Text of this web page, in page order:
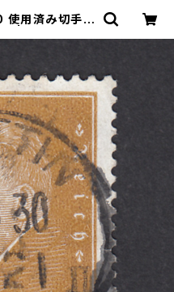
用済み切手｜